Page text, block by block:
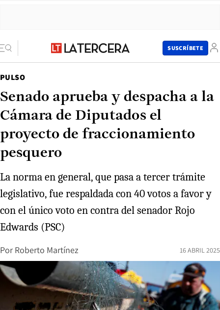
SUSCRÍBETE
PULSO
Senado aprueba y despacha a la
Cámara de Diputados el
proyecto de fraccionamiento
pesquero
La norma en general, que pasa a tercer trámite
legislativo, fue respaldada con 40 votos a favor y
con el único voto en contra del senador Rojo
Edwards (PSC)
Por Roberto Martínez 16 ABRIL 2025